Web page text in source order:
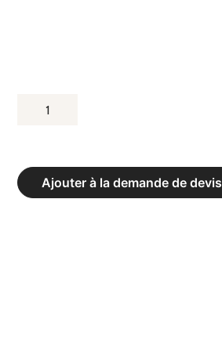
Ajouter à la demande de devis
QUANTITÉ
D’ARBITRE
COURT